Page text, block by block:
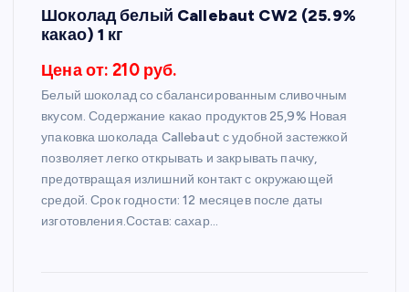
Шоколад белый Callebaut CW2 (25.9%
какао) 1 кг
Цена от: 210 руб.
Белый шоколад со сбалансированным сливочным
вкусом. Содержание какао продуктов 25,9% Новая
упаковка шоколада Callebaut с удобной застежкой
позволяет легко открывать и закрывать пачку,
предотвращая излишний контакт с окружающей
средой. Срок годности: 12 месяцев после даты
изготовления.Состав: сахар…